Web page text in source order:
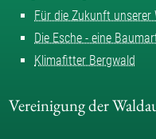
Für die Zukunft unserer
Die Esche - eine
Klimafitter Bergwald
Vereinigung der